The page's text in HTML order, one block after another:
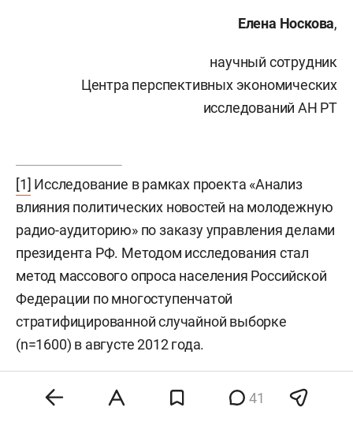
Елена Носкова,
научный сотрудник
Центра перспективных экономических
исследований АН РТ
[1] Исследование в рамках проекта «Анализ
влияния политических новостей на молодежную
радио-аудиторию» по заказу управления делами
президента РФ. Методом исследования стал
метод массового опроса населения Российской
Федерации по многоступенчатой
стратифицированной случайной выборке
(n=1600) в августе 2012 года.
41